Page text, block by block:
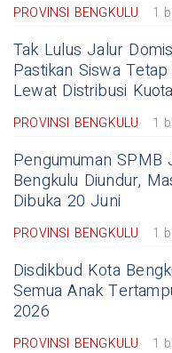
PROVINSI BENGKULU 1
Tak Lulus Jalur
Pastikan Siswa
Lewat Distribusi Kuota
PROVINSI BENGKULU 1
Pengumuman SPMB
Bengkulu Diundur,
Dibuka 20 Juni
PROVINSI BENGKULU 1
Disdikbud Kota
Semua Anak
2026
PROVINSI BENGKULU 1